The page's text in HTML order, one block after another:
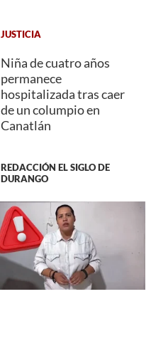
JUSTICIA
Niña de cuatro años
permanece
hospitalizada tras caer
de un columpio en
Canatlán
REDACCIÓN EL SIGLO DE
DURANGO